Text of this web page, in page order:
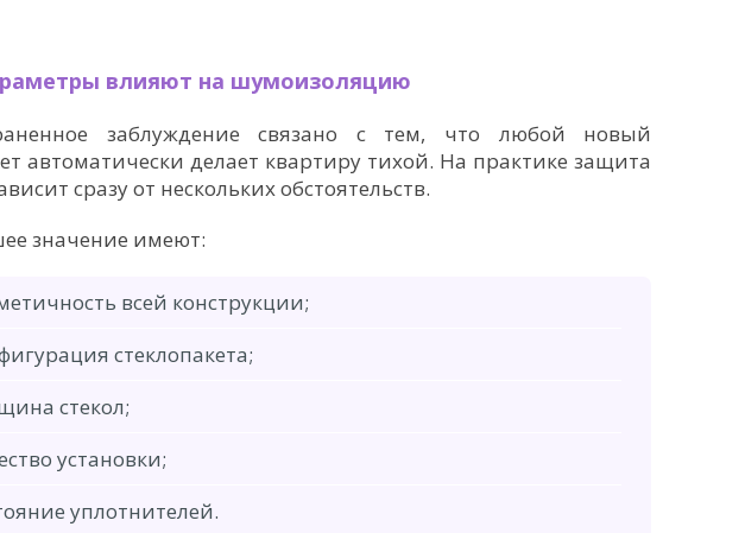
влияют на шумоизоляцию
заблуждение связано с тем, что любой новый
автоматически делает квартиру тихой. На практике защита
сразу от нескольких обстоятельств.
значение имеют:
всей конструкции;
стеклопакета;
стекол;
установки;
уплотнителей.